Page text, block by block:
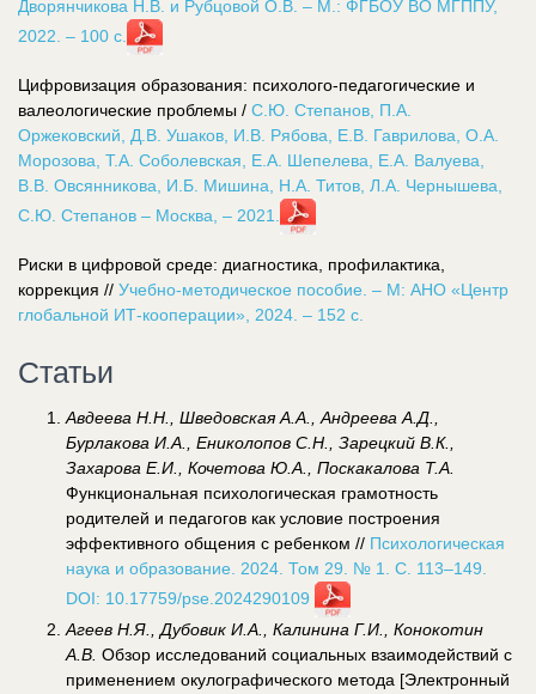
Дворянчикова Н.В. и Рубцовой О.В. – М.: ФГБОУ ВО МГППУ,
2022. – 100 с.
Цифровизация образования: психолого-педагогические и
валеологические проблемы / С.Ю. Степанов, П.А.
Оржековский, Д.В. Ушаков, И.В. Рябова, Е.В. Гаврилова, О.А.
Морозова, Т.А. Соболевская, Е.А. Шепелева, Е.А. Валуева,
В.В. Овсянникова, И.Б. Мишина, Н.А. Титов, Л.А. Чернышева,
С.Ю. Степанов – Москва, – 2021.
Риски в цифровой среде: диагностика, профилактика,
коррекция // Учебно-методическое пособие. – М: АНО «Центр
глобальной ИТ-кооперации», 2024. – 152 с.
Статьи
Авдеева Н.Н., Шведовская А.А., Андреева А.Д.,
Бурлакова И.А., Ениколопов С.Н., Зарецкий В.К.,
Захарова Е.И., Кочетова Ю.А., Поскакалова Т.А.
Функциональная психологическая грамотность
родителей и педагогов как условие построения
эффективного общения с ребенком // Психологическая
наука и образование. 2024. Том 29. № 1. С. 113–149.
DOI: 10.17759/pse.2024290109
Агеев Н.Я., Дубовик И.А., Калинина Г.И., Конокотин
А.В. Обзор исследований социальных взаимодействий с
применением окулографического метода [Электронный